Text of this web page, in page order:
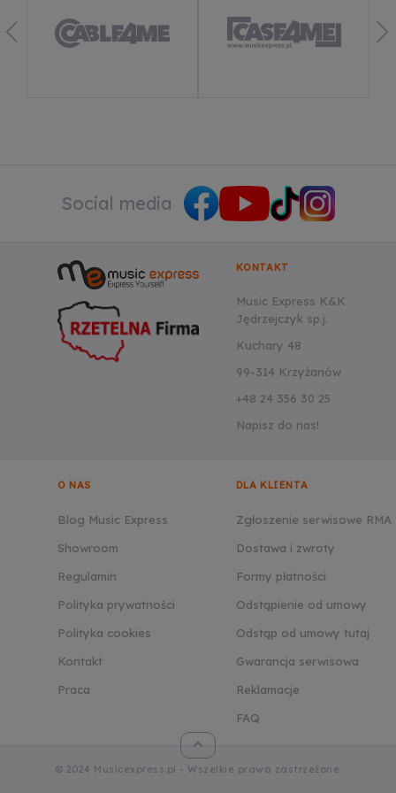
Social media
KONTAKT
Music Express K&K
Jędrzejczyk sp.j.
Kuchary 48
99-314 Krzyżanów
+48 24 356 30 25
Napisz do nas!
O NAS
Blog Music Express
Showroom
Regulamin
Polityka prywatności
Polityka cookies
Kontakt
Praca
DLA KLIENTA
Zgłoszenie serwisowe RMA
Dostawa i zwroty
Formy płatności
Odstąpienie od umowy
Odstąp od umowy tutaj
Gwarancja serwisowa
Reklamacje
FAQ
© 2024 Musicexpress.pl - Wszelkie prawa zastrzeżone.